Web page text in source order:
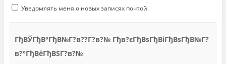
Уведомлять меня о новых записях почтой.
ГђВЎГђВ°ГђВ№Г?в??Г?в?№ Гђв?єГђВѕГђВіГђВѕГђВ№Г?
в?°ГђВёГђВЅГ?в?№